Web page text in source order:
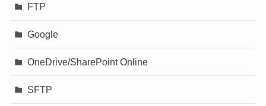
FTP
Google
OneDrive/SharePoint Online
SFTP